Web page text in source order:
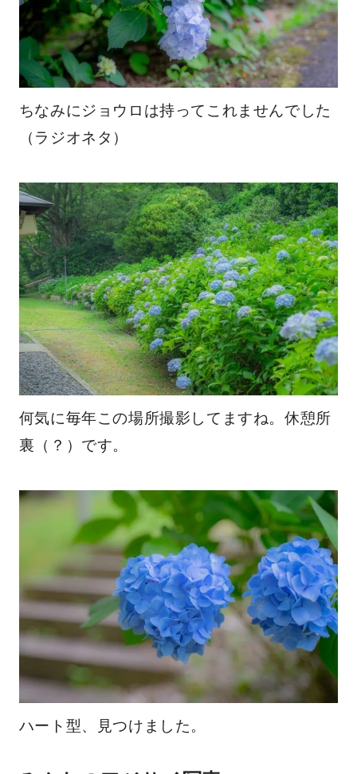
ちなみにジョウロは持ってこれませんでした
（ラジオネタ）
何気に毎年この場所撮影してますね。休憩所
裏（？）です。
ハート型、見つけました。